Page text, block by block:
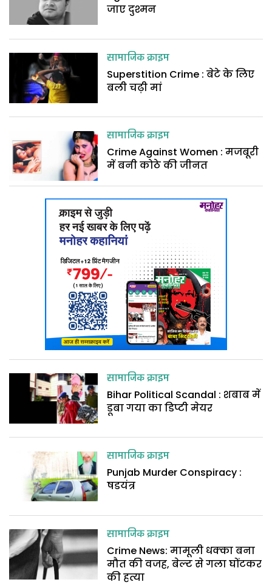
जाए दुश्मन
सामाजिक क्राइम
Superstition Crime : बेटे के लिए
बली चढ़ी मां
सामाजिक क्राइम
Crime Against Women : मजबूरी
में बनी कोठे की जीनत
सामाजिक क्राइम
Bihar Political Scandal : शबाब में
डूबा गया का डिप्टी मेयर
सामाजिक क्राइम
Punjab Murder Conspiracy :
षडयंत्र
सामाजिक क्राइम
Crime News: मामूली धक्का बना
मौत की वजह, बेल्ट से गला घोंटकर
की हत्या